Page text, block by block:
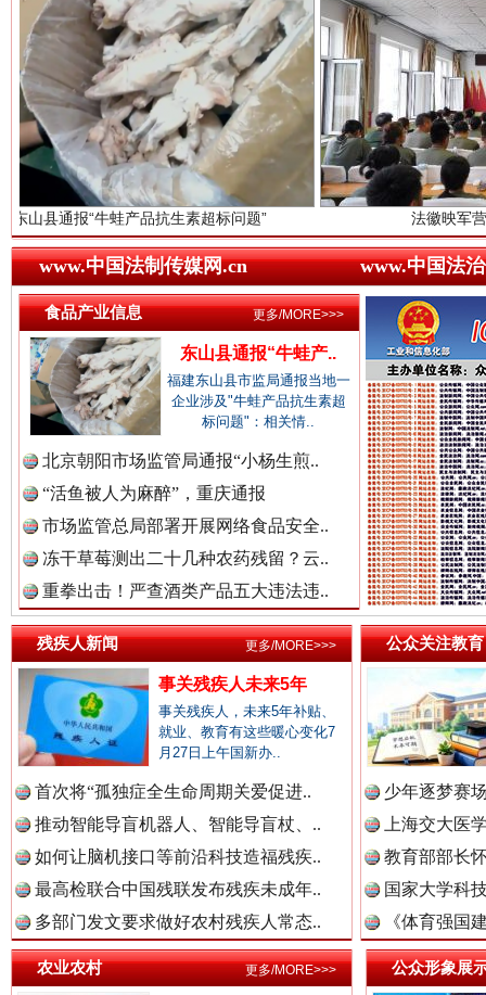
中国视频新闻网.
中国廉政法纪网.
中国律师在线.
中国参政网.中
红船起航处 潮起向未来 广州首
三年瞒报超千万 隐匿收入偷税被查处..
祁连巍巍树丰碑 高回报
产品抗生素超标问题” 法徽映军营 权益有保障
www.中国法制传媒网.cn www.中国法
食品产业信息
东山县通报“牛蛙产..
福建东山县市监局通报当地一
企业涉及"牛蛙产品抗生素超
标问题"：相关情..
北京朝阳市场监管局通报“小杨生煎..
“活鱼被人为麻醉”，重庆通报
市场监管总局部署开展网络食品安全..
冻干草莓测出二十几种农药残留？云..
重拳出击！严查酒类产品五大违法违..
更多/MORE>>>
残疾人新闻
事关残疾人未来5年
事关残疾人，未来5年补贴、
就业、教育有这些暖心变化7
月27日上午国新办..
首次将“孤独症全生命周期关爱促进..
推动智能导盲机器人、智能导盲杖、..
如何让脑机接口等前沿科技造福残疾..
最高检联合中国残联发布残疾未成年..
多部门发文要求做好农村残疾人常态..
更多/MORE>>> 公众关注教育
少年逐梦赛
上海交大医
教育部部长
国家大学科
《体育强国
农业农村 更多/MORE>>> 公众形象展